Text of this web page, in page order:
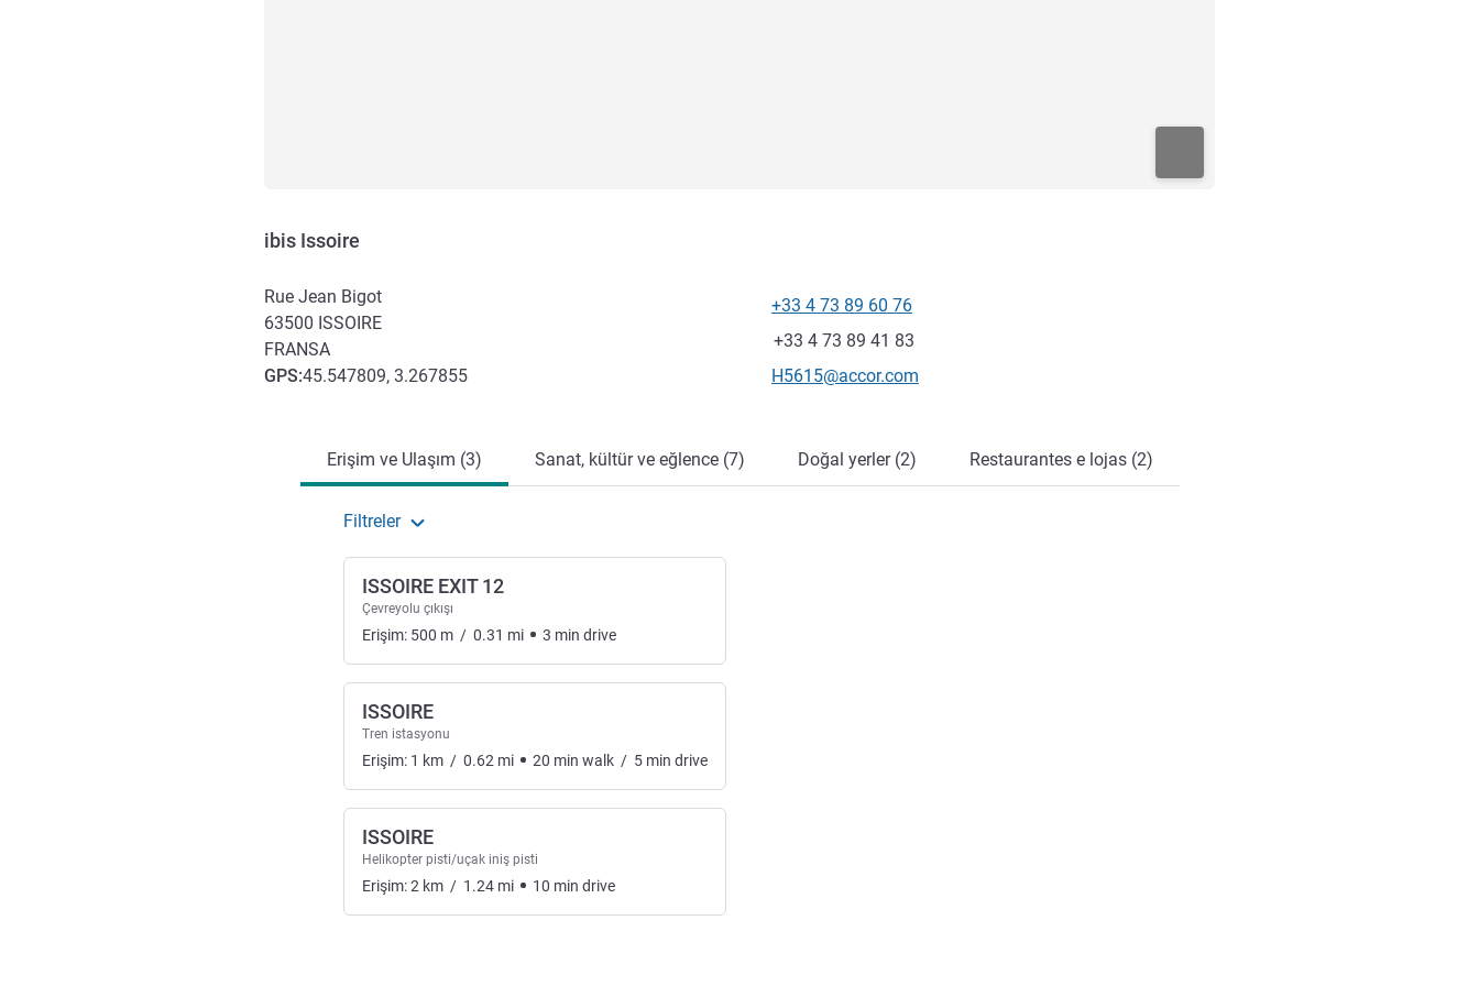
ibis Issoire
Rue Jean Bigot
63500 ISSOIRE
FRANSA
GPS:45.547809, 3.267855
Telefon
+33 4 73 89 60 76
Faks
+33 4 73 89 41 83
İletişim için e-posta
H5615@accor.com
Erişim ve Ulaşım (3) Sanat, kültür ve eğlence (7) Doğal yerler (2) Restaurantes e lojas (2)
Filtreler
ISSOIRE EXIT 12
Çevreyolu çıkışı
Erişim: 500 m / 0.31 mi 3 min drive
ISSOIRE
Tren istasyonu
Erişim: 1 km / 0.62 mi 20 min walk / 5 min drive
ISSOIRE
Helikopter pisti/uçak iniş pisti
Erişim:2 km / 1.24 mi 10 min drive